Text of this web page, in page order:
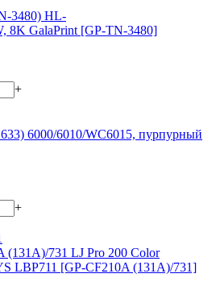
3480) HL-
8K GalaPrint [GP-TN-3480]
+
6000/6010/WC6015, пурпурный
+
(131A)/731 LJ Pro 200 Color
LBP711 [GP-CF210A (131A)/731]